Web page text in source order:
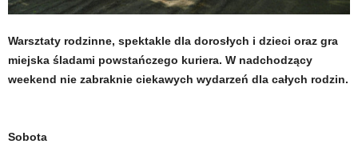
Warsztaty rodzinne, spektakle dla dorosłych i dzieci oraz gra
miejska śladami powstańczego kuriera. W nadchodzący
weekend nie zabraknie ciekawych wydarzeń dla całych rodzin.
Sobota